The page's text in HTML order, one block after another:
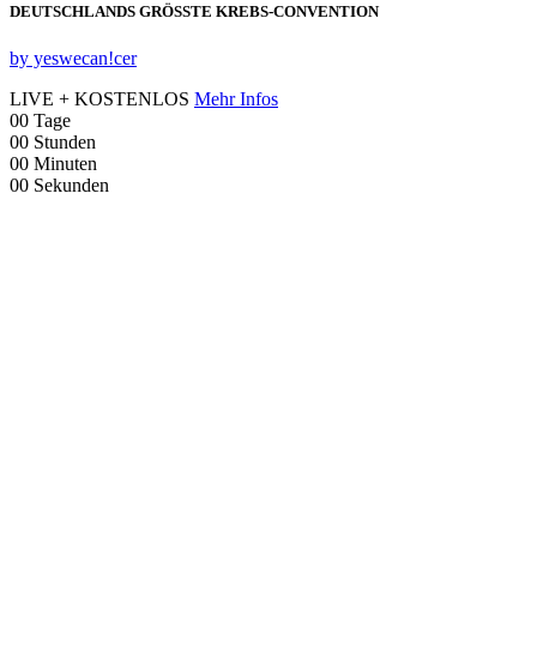
DEUTSCHLANDS GRÖSSTE KREBS‑CONVENTION
by yeswecan!cer
LIVE + KOSTENLOS Mehr Infos
00 Tage
00 Stunden
00 Minuten
00 Sekunden